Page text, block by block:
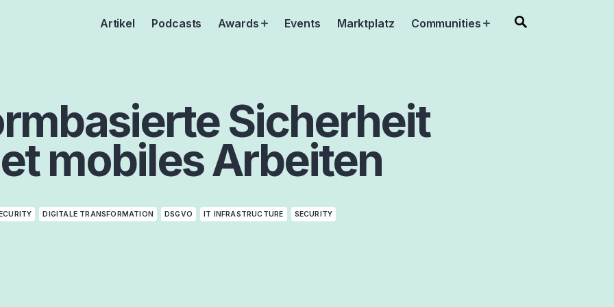
Artikel Podcasts Awards OpenEvents Marktplatz Communities Open
Sicherheit
mobiles Arbeiten
DIGITALE TRANSFORMATION DSGVO IT INFRASTRUCTURE SECURITY